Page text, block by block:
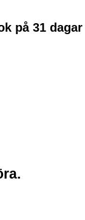
på 31 dagar